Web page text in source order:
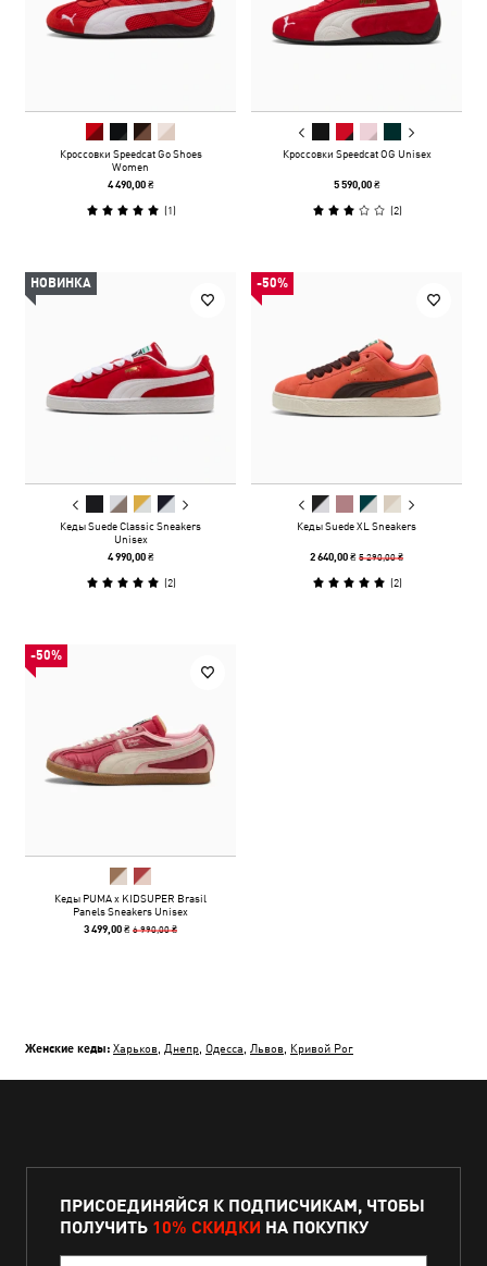
Кроссовки Speedcat Go Shoes
Women
4 490,00 ₴
(1)
Кроссовки Speedcat OG Unisex
5 590,00 ₴
(2)
НОВИНКА
Кеды Suede Classic Sneakers
Unisex
4 990,00 ₴
(2)
-50%
Кеды Suede XL Sneakers
2 640,00 ₴5 290,00 ₴
(2)
-50%
Кеды PUMA x KIDSUPER Brasil
Panels Sneakers Unisex
3 499,00 ₴6 990,00 ₴
Женские кеды: Харьков Днепр Одесса Львов Кривой Рог
ПРИСОЕДИНЯЙСЯ К ПОДПИСЧИКАМ, ЧТОБЫ
ПОЛУЧИТЬ 10% СКИДКИ НА ПОКУПКУ